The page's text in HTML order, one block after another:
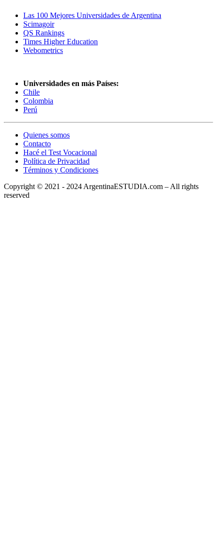
Las 100 Mejores Universidades de Argentina
Scimagoir
QS Rankings
Times Higher Education
Webometrics
Universidades en más Países:
Chile
Colombia
Perú
Quienes somos
Contacto
Hacé el Test Vocacional
Política de Privacidad
Términos y Condiciones
Copyright © 2021 - 2024 ArgentinaESTUDIA.com – All rights
reserved